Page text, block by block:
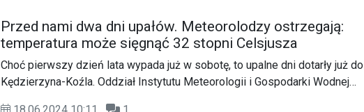
Przed nami dwa dni upałów. Meteorolodzy ostrzegają:
temperatura może sięgnąć 32 stopni Celsjusza
Choć pierwszy dzień lata wypada już w sobotę, to upalne dni dotarły już do
Kędzierzyna-Koźla. Oddział Instytutu Meteorologii i Gospodarki Wodnej